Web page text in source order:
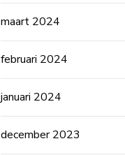
maart 2024
februari 2024
januari 2024
december 2023